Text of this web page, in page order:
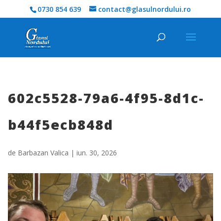
0730 854 639 contact@glasulnordului.ro
602c5528-79a6-4f95-8d1c-
b44f5ecb848d
de Barbazan Valica | iun. 30, 2026